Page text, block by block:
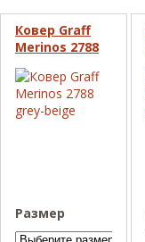
Ковер Graff
Merinos 2788
Размер